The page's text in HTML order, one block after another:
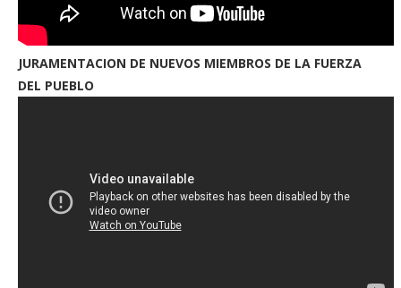
JURAMENTACION DE NUEVOS MIEMBROS DE LA FUERZA
DEL PUEBLO